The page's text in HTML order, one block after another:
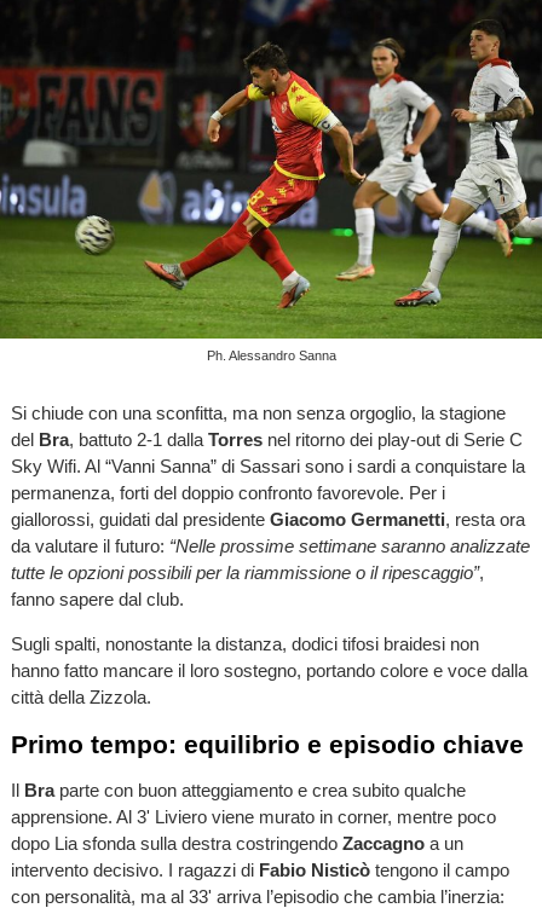
Ph. Alessandro Sanna
Si chiude con una sconfitta, ma non senza orgoglio, la stagione
del Bra, battuto 2-1 dalla Torresnel ritorno dei play-out di Serie C
Sky Wifi. Al “Vanni Sanna” di Sassari sono i sardi a conquistare la
permanenza, forti del doppio confronto favorevole. Per i
giallorossi, guidati dal presidente Giacomo Germanetti, resta ora
da valutare il futuro: “Nelle prossime settimane saranno analizzate
tutte le opzioni possibili per la riammissione o il ripescaggio”,
fanno sapere dal club.
Sugli spalti, nonostante la distanza, dodici tifosi braidesi non
hanno fatto mancare il loro sostegno, portando colore e voce dalla
città della Zizzola.
Primo tempo: equilibrio e episodio chiave
Il Braparte con buon atteggiamento e crea subito qualche
apprensione. Al 3' Liviero viene murato in corner, mentre poco
dopo Lia sfonda sulla destra costringendo Zaccagnoa un
intervento decisivo. I ragazzi di Fabio Nisticòtengono il campo
con personalità, ma al 33' arriva l’episodio che cambia l’inerzia: